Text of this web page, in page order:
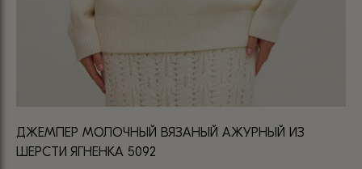
ДЖЕМПЕР МОЛОЧНЫЙ ВЯЗАНЫЙ АЖУРНЫЙ ИЗ
ШЕРСТИ ЯГНЕНКА 5092